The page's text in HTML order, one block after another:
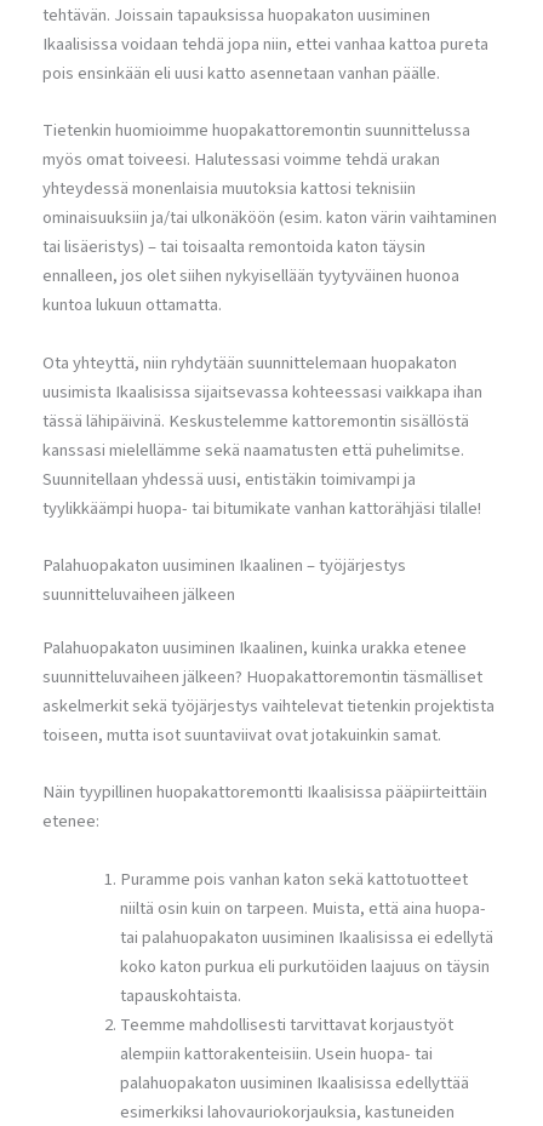
tehtävän. Joissain tapauksissa huopakaton uusiminen
Ikaalisissa voidaan tehdä jopa niin, ettei vanhaa kattoa pureta
pois ensinkään eli uusi katto asennetaan vanhan päälle.
Tietenkin huomioimme huopakattoremontin suunnittelussa
myös omat toiveesi. Halutessasi voimme tehdä urakan
yhteydessä monenlaisia muutoksia kattosi teknisiin
ominaisuuksiin ja/tai ulkonäköön (esim. katon värin vaihtaminen
tai lisäeristys) – tai toisaalta remontoida katon täysin
ennalleen, jos olet siihen nykyisellään tyytyväinen huonoa
kuntoa lukuun ottamatta.
Ota yhteyttä, niin ryhdytään suunnittelemaan huopakaton
uusimista Ikaalisissa sijaitsevassa kohteessasi vaikkapa ihan
tässä lähipäivinä. Keskustelemme kattoremontin sisällöstä
kanssasi mielellämme sekä naamatusten että puhelimitse.
Suunnitellaan yhdessä uusi, entistäkin toimivampi ja
tyylikkäämpi huopa- tai bitumikate vanhan kattorähjäsi tilalle!
Palahuopakaton uusiminen Ikaalinen – työjärjestys
suunnitteluvaiheen jälkeen
Palahuopakaton uusiminen Ikaalinen, kuinka urakka etenee
suunnitteluvaiheen jälkeen? Huopakattoremontin täsmälliset
askelmerkit sekä työjärjestys vaihtelevat tietenkin projektista
toiseen, mutta isot suuntaviivat ovat jotakuinkin samat.
Näin tyypillinen huopakattoremontti Ikaalisissa pääpiirteittäin
etenee:
Puramme pois vanhan katon sekä kattotuotteet
niiltä osin kuin on tarpeen. Muista, että aina huopa-
tai palahuopakaton uusiminen Ikaalisissa ei edellytä
koko katon purkua eli purkutöiden laajuus on täysin
tapauskohtaista.
Teemme mahdollisesti tarvittavat korjaustyöt
alempiin kattorakenteisiin. Usein huopa- tai
palahuopakaton uusiminen Ikaalisissa edellyttää
esimerkiksi lahovauriokorjauksia, kastuneiden